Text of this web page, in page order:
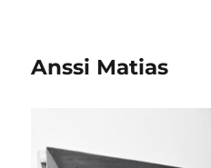
Anssi Matias